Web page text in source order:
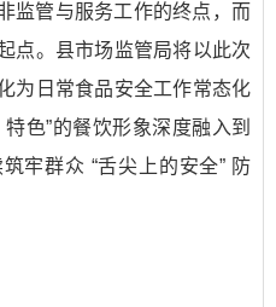
监管与服务工作的终点，而
点。县市场监管局将以此次
为日常食品安全工作常态化
色”的餐饮形象深度融入到
牢群众 “舌尖上的安全” 防